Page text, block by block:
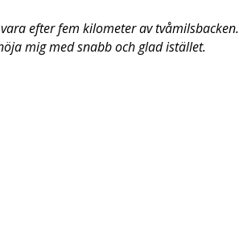
efter fem kilometer av tvåmilsbacken.
mig med snabb och glad istället.